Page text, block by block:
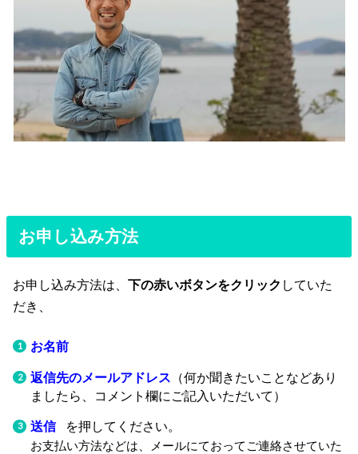
お申し込み方法
お申し込み方法は、下の赤いボタンをクリック していた
だき、
お名前
返信先のメールアドレス （何か聞きたいことなどあり
ましたら、コメント欄にご記入いただいて）
送信 を押してください。
お支払い方法などは、メールにておってご連絡させていた